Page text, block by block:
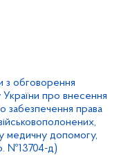
з обговорення
про внесення
забезпечення права
медичну допомогу,
№13704-д)